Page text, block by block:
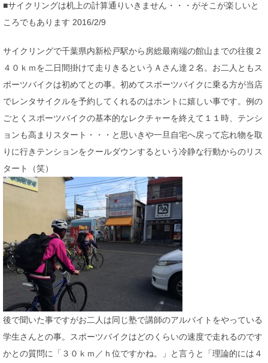
■サイクリングは机上の計算通りいきません・・・がそこが楽しいと
ころでもあります 2016/2/9
サイクリングで千葉県内新松戸駅から房総最南端の館山までの往復２
４０ｋｍを二日間掛けて走りきるというＡさん達２名。お二人ともス
ポーツバイクは初めてとの事。初めてスポーツバイクに乗る方が当店
でレンタサイクルを予約してくれるのはホントに嬉しい事です。例の
ごとくスポーツバイクの基本的なレクチャーを終えて１１時、テンシ
ョンも高まりスタート・・・と思いきや一旦自宅へ戻って忘れ物を取
りに行きテンションをクールダウンするという冷静な行動からのリス
タート（笑）
後で聞いた事ですがお二人は同じ塾で講師のアルバイトをやっている
学生さんとの事。スポーツバイクはどのくらいの速度で走れるのです
かとの質問に「３０ｋｍ／ｈ位ですかね。」と言うと「理論的には４